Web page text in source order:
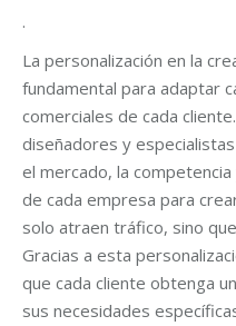
.
La personalización en la
fundamental para adaptar
comerciales de cada
diseñadores y
el mercado, la
de cada empresa para
solo atraen tráfico, sino
Gracias a esta
que cada cliente obtenga
sus necesidades